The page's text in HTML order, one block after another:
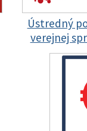
Ústredný
verejnej